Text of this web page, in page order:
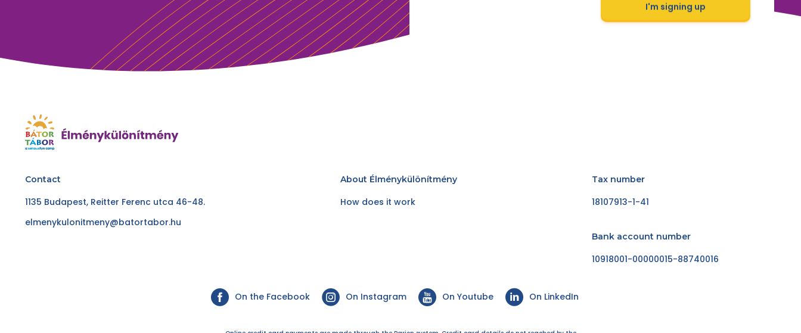
I'm signing up
Contact
1135 Budapest, Reitter Ferenc utca 46-48.
elmenykulonitmeny@batortabor.hu
About Élménykülönítmény
How does it work
Tax number
18107913-1-41
Bank account number
10918001-00000015-88740016
On the Facebook On Instagram On Youtube On LinkedIn